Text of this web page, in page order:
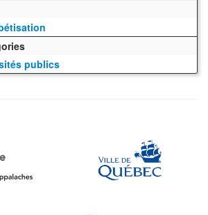
publics